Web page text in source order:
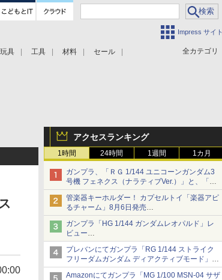
Impress サイト
全カテゴリ
玩具 工具 材料 セール
アクセスランキング
1時間 24時間 1週間 1カ月
ガンプラ、「ＲＧ 1/144 ユニコーンガンダム3
号機 フェネクス（ナラティブVer.）」と、「Ｈ
Ｇ 1/144 ガンダムエアマスターバースト」再販
管楽器キーホルダー！ カプセルトイ「楽器アピ
るチャーム」8月6日発売
チューバ、テナサクなど5種各3色
ガンプラ「HG 1/144 ガンダムレオパルド」レ
ビュー
『機動新世紀ガンダムX』30周年！インナーア
ームガトリングの変形機構まで再現し最新フォ
ーマットでキット化！
プレバンにてガンプラ「RG 1/144 ストライク
フリーダムガンダム ディアクティブモード」の
再販分が8月7日11時より予約開始！
Amazonにてガンプラ「MG 1/100 MSN-04 サザ